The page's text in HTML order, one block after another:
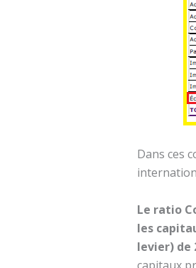
Dans ces
Le ratio
les
levier) de